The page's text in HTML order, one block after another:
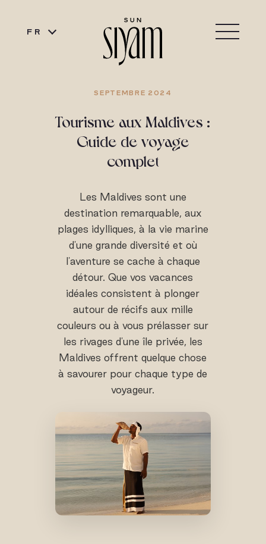
FR
SEPTEMBRE 2024
Tourisme aux Maldives :
Guide de voyage
complet
Les Maldives sont une
destination remarquable, aux
plages idylliques, à la vie marine
d'une grande diversité et où
l'aventure se cache à chaque
détour. Que vos vacances
idéales consistent à plonger
autour de récifs aux mille
couleurs ou à vous prélasser sur
les rivages d'une île privée, les
Maldives offrent quelque chose
à savourer pour chaque type de
voyageur.